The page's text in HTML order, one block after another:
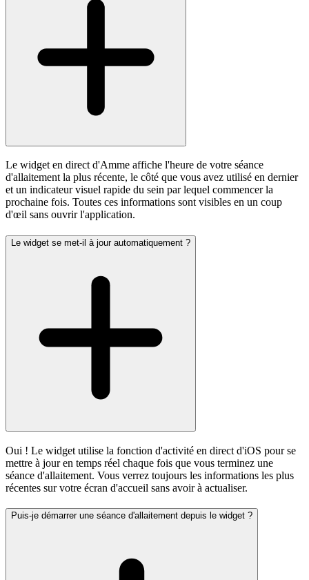
Le widget en direct d'Amme affiche l'heure de votre séance
d'allaitement la plus récente, le côté que vous avez utilisé en dernier
et un indicateur visuel rapide du sein par lequel commencer la
prochaine fois. Toutes ces informations sont visibles en un coup
d'œil sans ouvrir l'application.
Le widget se met-il à jour automatiquement ?
Oui ! Le widget utilise la fonction d'activité en direct d'iOS pour se
mettre à jour en temps réel chaque fois que vous terminez une
séance d'allaitement. Vous verrez toujours les informations les plus
récentes sur votre écran d'accueil sans avoir à actualiser.
Puis-je démarrer une séance d'allaitement depuis le widget ?